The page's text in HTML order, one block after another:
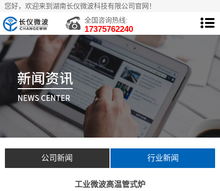
您好，欢迎来到湖南长仪微波科技有限公司官网！
全国咨询热线:
17375762240
公司新闻 行业新闻
工业微波高温管式炉